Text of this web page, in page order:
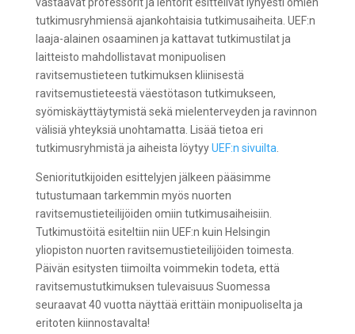
tutkimusryhmiensä ajankohtaisia tutkimusaiheita. UEF:n
laaja-alainen osaaminen ja kattavat tutkimustilat ja
laitteisto mahdollistavat monipuolisen
ravitsemustieteen tutkimuksen kliinisestä
ravitsemustieteestä väestötason tutkimukseen,
syömiskäyttäytymistä sekä mielenterveyden ja ravinnon
välisiä yhteyksiä unohtamatta. Lisää tietoa eri
tutkimusryhmistä ja aiheista löytyyUEF:n sivuilta
Senioritutkijoiden esittelyjen jälkeen pääsimme
tutustumaan tarkemmin myös nuorten
ravitsemustieteilijöiden omiin tutkimusaiheisiin
Tutkimustöitä esiteltiin niin UEF:n kuin Helsingin
yliopiston nuorten ravitsemustieteilijöiden toimesta.
Päivän esitysten tiimoilta voimmekin todeta, että
ravitsemustutkimuksen tulevaisuus Suomessa
seuraavat 40 vuotta näyttää erittäin monipuoliselta ja
eritoten kiinnostavalta!